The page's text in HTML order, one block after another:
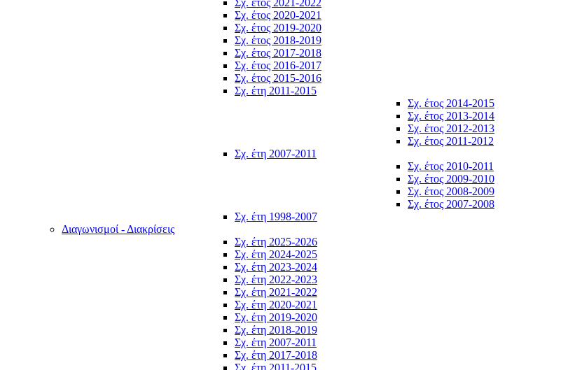
Σχ. έτος 2021-2022
Σχ. έτος 2020-2021
Σχ. έτος 2019-2020
Σχ. έτος 2018-2019
Σχ. έτος 2017-2018
Σχ. έτος 2016-2017
Σχ. έτος 2015-2016
Σχ. έτη 2011-2015
Σχ. έτος 2014-2015
Σχ. έτος 2013-2014
Σχ. έτος 2012-2013
Σχ. έτος 2011-2012
Σχ. έτη 2007-2011
Σχ. έτος 2010-2011
Σχ. έτος 2009-2010
Σχ. έτος 2008-2009
Σχ. έτος 2007-2008
Σχ. έτη 1998-2007
Διαγωνισμοί - Διακρίσεις
Σχ. έτη 2025-2026
Σχ. έτη 2024-2025
Σχ. έτη 2023-2024
Σχ. έτη 2022-2023
Σχ. έτη 2021-2022
Σχ. έτη 2020-2021
Σχ. έτη 2019-2020
Σχ. έτη 2018-2019
Σχ. έτη 2007-2011
Σχ. έτη 2017-2018
Σχ. έτη 2011-2015